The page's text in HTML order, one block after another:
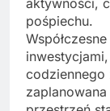
pośpiechu.
codziennego